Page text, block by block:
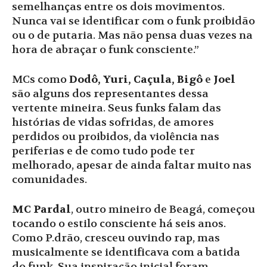
semelhanças entre os dois movimentos.
Nunca vai se identificar com o funk proibidão
ou o de putaria. Mas não pensa duas vezes na
hora de abraçar o funk consciente.”
MCs comoDodô, Yuri, Caçula, Bigô e Joel
são alguns dos representantes dessa
vertente mineira. Seus funks falam das
histórias de vidas sofridas, de amores
perdidos ou proibidos, da violência nas
periferias e de como tudo pode ter
melhorado, apesar de ainda faltar muito nas
comunidades.
MC Pardal, outro mineiro de Beagá, começou
tocando o estilo consciente há seis anos.
Como P.drão, cresceu ouvindo rap, mas
musicalmente se identificava com a batida